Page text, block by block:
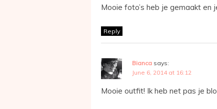
Mooie foto’s heb je gemaakt en
Reply
Bianca says:
June 6, 2014 at 16:12
Mooie outfit! Ik heb net pas je